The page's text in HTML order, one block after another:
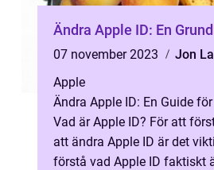
Ändra Apple ID: En
07 november 2023
Jon
Apple
Ändra Apple ID: En Guide
Vad är Apple ID? För att
att ändra Apple ID är det
förstå vad Apple ID faktiskt